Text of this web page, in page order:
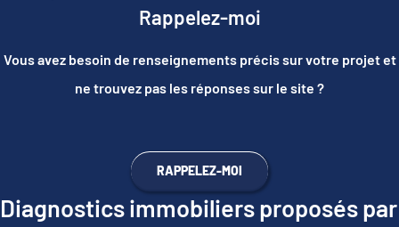
Rappelez-moi
Vous avez besoin de renseignements précis sur votre projet et
ne trouvez pas les réponses sur le site ?
RAPPELEZ-MOI
Diagnostics immobiliers proposés par